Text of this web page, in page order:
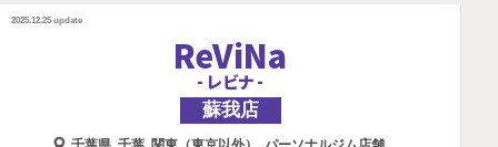
2025.12.25 update
ReViNa
- レビナ -
蘇我店